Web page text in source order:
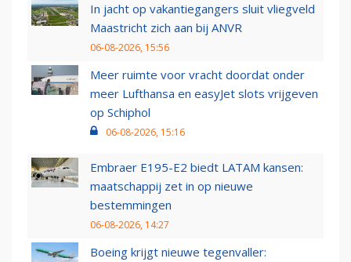
In jacht op vakantiegangers sluit vliegveld
Maastricht zich aan bij ANVR
06-08-2026, 15:56
Meer ruimte voor vracht doordat onder
meer Lufthansa en easyJet slots vrijgeven
op Schiphol
06-08-2026, 15:16
Embraer E195-E2 biedt LATAM kansen:
maatschappij zet in op nieuwe
bestemmingen
06-08-2026, 14:27
Boeing krijgt nieuwe tegenvaller: